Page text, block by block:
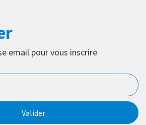
email pour vous inscrire
Valider